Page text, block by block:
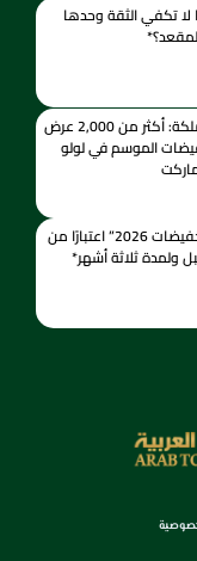
لا تكفي الثقة وحدها
عاصفة الأسعار تجتاح المملكة: أكثر من 2,000 عرض
الموسم في لولو
التجارة” إطلاق موسم “تخفيضات 2026” اعتبارًا من
ثلاثة أشهر*